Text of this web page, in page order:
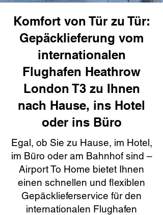
Komfort von Tür zu Tür:
Gepäcklieferung vom
internationalen
Flughafen Heathrow
London T3 zu Ihnen
nach Hause, ins Hotel
oder ins Büro
Egal, ob Sie zu Hause, im Hotel,
im Büro oder am Bahnhof sind –
Airport To Home bietet Ihnen
einen schnellen und flexiblen
Gepäcklieferservice für den
internationalen Flughafen